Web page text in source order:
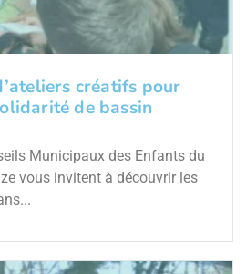
créatifs pour
de bassin
Municipaux des Enfants du
vous invitent à découvrir les